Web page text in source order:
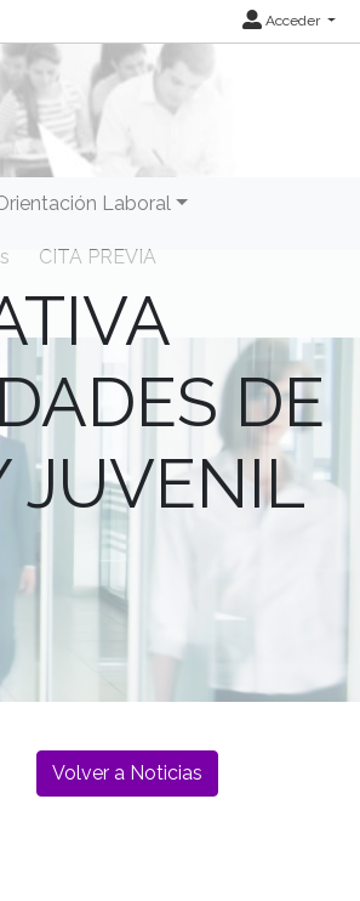
Acceder
Laboral
CITA PREVIA
DE
JUVENIL
Volver a Noticias